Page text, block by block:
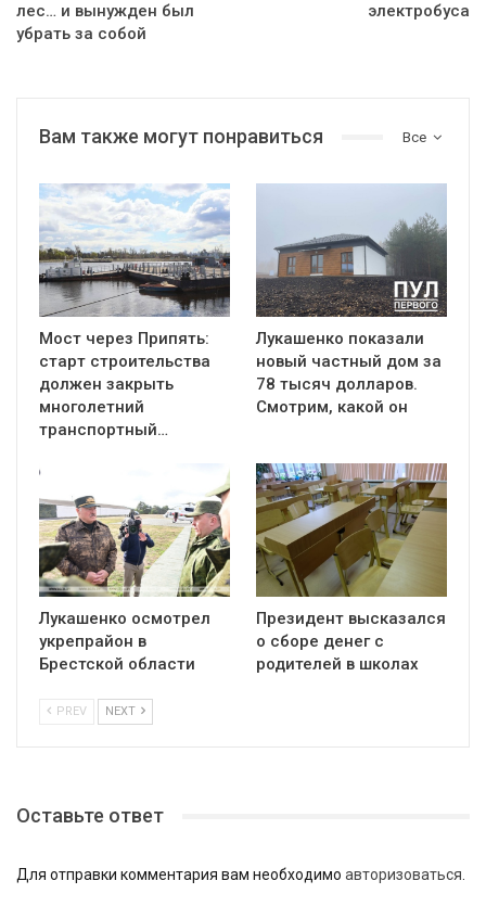
лес… и вынужден был
убрать за собой
электробуса
Все
Вам также могут понравиться
Мост через Припять:
старт строительства
должен закрыть
многолетний
транспортный…
Лукашенко показали
новый частный дом за
78 тысяч долларов.
Смотрим, какой он
Лукашенко осмотрел
укрепрайон в
Брестской области
Президент высказался
о сборе денег с
родителей в школах
PREV NEXT
Оставьте ответ
Для отправки комментария вам необходимо авторизоваться.